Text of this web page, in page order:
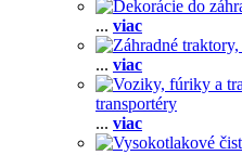
... viac
... viac
transportéry
... viac